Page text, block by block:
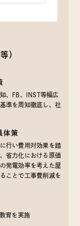
）
、FB、INST等幅広
準を周知徹底し、社
体策
行い費用対効果を踏
省力化における原価
発電効率を考えた屋
ことで工事費削減を
育を実施